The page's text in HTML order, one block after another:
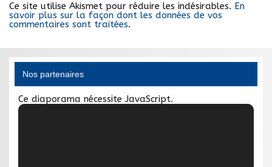
Ce site utilise Akismet pour réduire les indésirables. En
savoir plus sur la façon dont les données de vos
commentaires sont traitées.
Nos partenaires
Ce diaporama nécessite JavaScript.